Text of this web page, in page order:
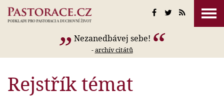
Nezanedbávej sebe!
-archív citátů
Rejstřík témat